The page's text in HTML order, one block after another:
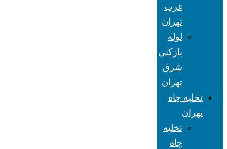
غرب
تهران
لوله
بازکنی
شرق
تهران
تخلیه چاه
تهران
تخلیه
چاه